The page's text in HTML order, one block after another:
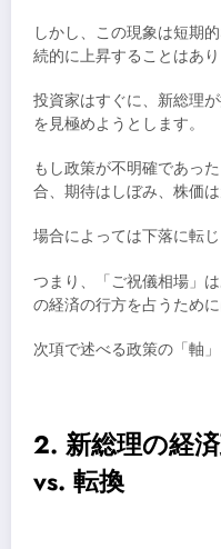
しかし、この現象は短期
続的に上昇することはあり
投資家はすぐに、新総理
を見極めようとします。
もし政策が不明確であっ
合、期待はしぼみ、株価は
場合によっては下落に転じ
つまり、「ご祝儀相場」
の経済の行方を占うために
次項で述べる政策の「軸
2. 新総理の経
vs. 転換